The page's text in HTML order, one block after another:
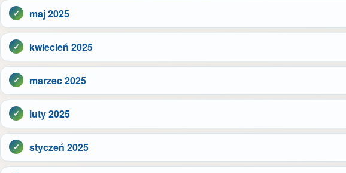
maj 2025
kwiecień 2025
marzec 2025
luty 2025
styczeń 2025